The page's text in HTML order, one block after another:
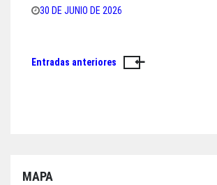
30 DE JUNIO DE 2026
Navegación
Entradas anteriores
MAPA